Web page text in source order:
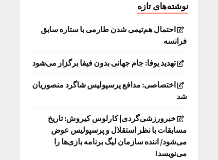
نوشته‌های تازه
احتمال هم‌تیمی شدن طارمی با ستاره سابق
فرانسه
تهدید یوفا: جام جهانی بدون فیفا برگزار می‌شود
اختصاصی: مدافع پرسپولیس شاگرد منصوریان
شد
خبرورزشی‌گردی| کارلوس کیروش: تاریخ
مسابقات با نظر استقلال و پرسپولیس عوض
می‌شود/ اننده سازمان لیگ برنامه بازی‌ها را
می‌نویسد!